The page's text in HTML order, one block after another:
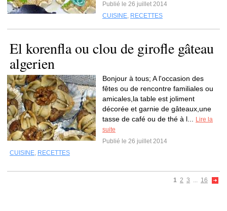
Publié le 26 juillet 2014
CUISINE, RECETTES
El korenfla ou clou de girofle gâteau
algerien
Bonjour à tous; A l'occasion des
fêtes ou de rencontre familiales ou
amicales,la table est joliment
décorée et garnie de gâteaux,une
tasse de café ou de thé à l...
Lire la
suite
Publié le 26 juillet 2014
CUISINE, RECETTES
1 2 3 ... 16